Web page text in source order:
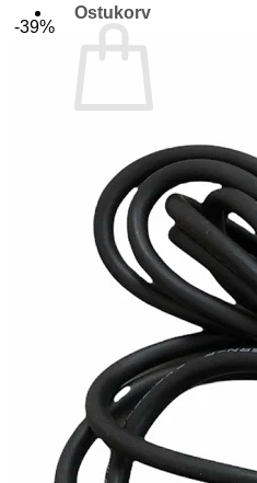
Ostukorv
Ostukorvis ei ole tooteid.
Tagasi poodi
-39%